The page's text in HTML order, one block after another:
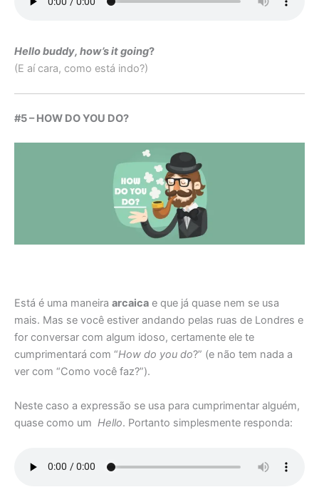
Hello buddy, how’s it going?
(E aí cara, como está indo?)
#5 – HOW DO YOU DO?
Está é uma maneira arcaica e que já quase nem se usa
mais. Mas se você estiver andando pelas ruas de Londres e
for conversar com algum idoso, certamente ele te
cumprimentará com “How do you do?” (e não tem nada a
ver com “Como você faz?”).
Neste caso a expressão se usa para cumprimentar alguém,
quase como um Hello. Portanto simplesmente responda: